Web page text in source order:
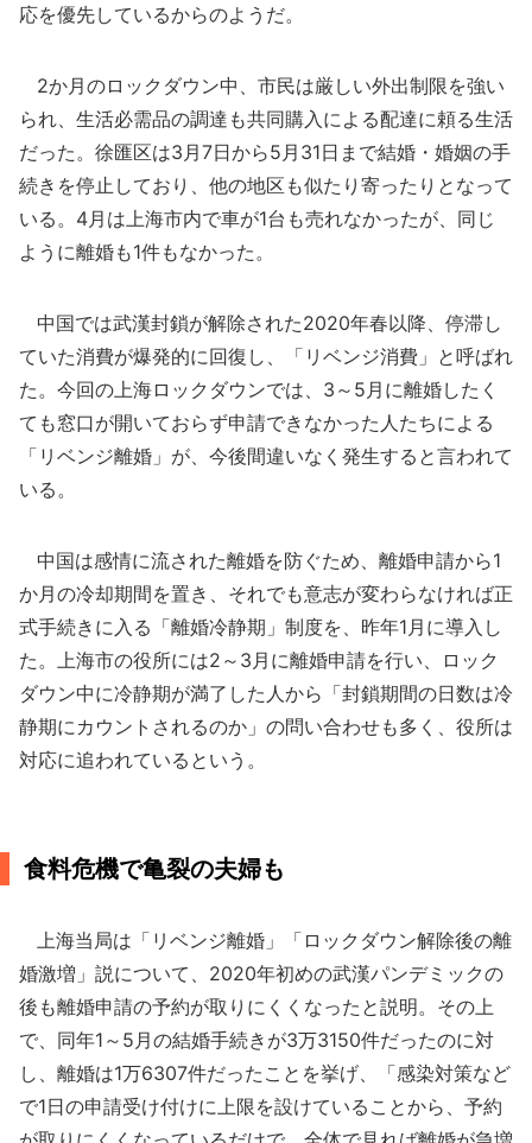
応を優先しているからのようだ。
2か月のロックダウン中、市民は厳しい外出制限を強い
られ、生活必需品の調達も共同購入による配達に頼る生活
だった。徐匯区は3月7日から5月31日まで結婚・婚姻の手
続きを停止しており、他の地区も似たり寄ったりとなって
いる。4月は上海市内で車が1台も売れなかったが、同じ
ように離婚も1件もなかった。
中国では武漢封鎖が解除された2020年春以降、停滞し
ていた消費が爆発的に回復し、「リベンジ消費」と呼ばれ
た。今回の上海ロックダウンでは、3～5月に離婚したく
ても窓口が開いておらず申請できなかった人たちによる
「リベンジ離婚」が、今後間違いなく発生すると言われて
いる。
中国は感情に流された離婚を防ぐため、離婚申請から1
か月の冷却期間を置き、それでも意志が変わらなければ正
式手続きに入る「離婚冷静期」制度を、昨年1月に導入し
た。上海市の役所には2～3月に離婚申請を行い、ロック
ダウン中に冷静期が満了した人から「封鎖期間の日数は冷
静期にカウントされるのか」の問い合わせも多く、役所は
対応に追われているという。
食料危機で亀裂の夫婦も
上海当局は「リベンジ離婚」「ロックダウン解除後の離
婚激増」説について、2020年初めの武漢パンデミックの
後も離婚申請の予約が取りにくくなったと説明。その上
で、同年1～5月の結婚手続きが3万3150件だったのに対
し、離婚は1万6307件だったことを挙げ、「感染対策など
で1日の申請受け付けに上限を設けていることから、予約